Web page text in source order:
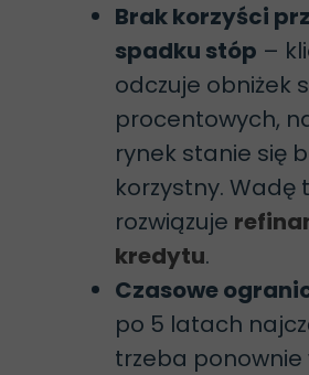
Brak korzyści
spadku stóp –
odczuje obniżek
procentowych,
rynek stanie się
korzystny. Wadę
rozwiązuje
kredytu.
Czasowe
po 5 latach
trzeba ponownie